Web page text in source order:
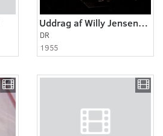
Uddrag af Willy Jensens familiefilm 3
DR
1955